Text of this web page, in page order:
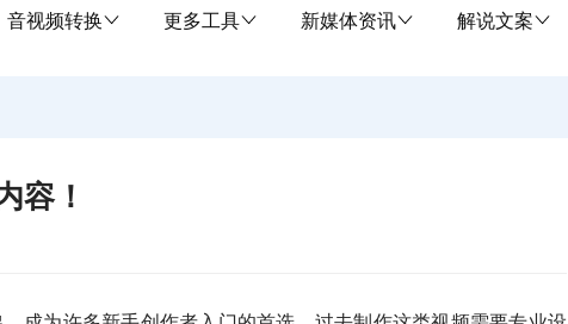
音视频转换 更多工具 新媒体资讯
解说文案
容！